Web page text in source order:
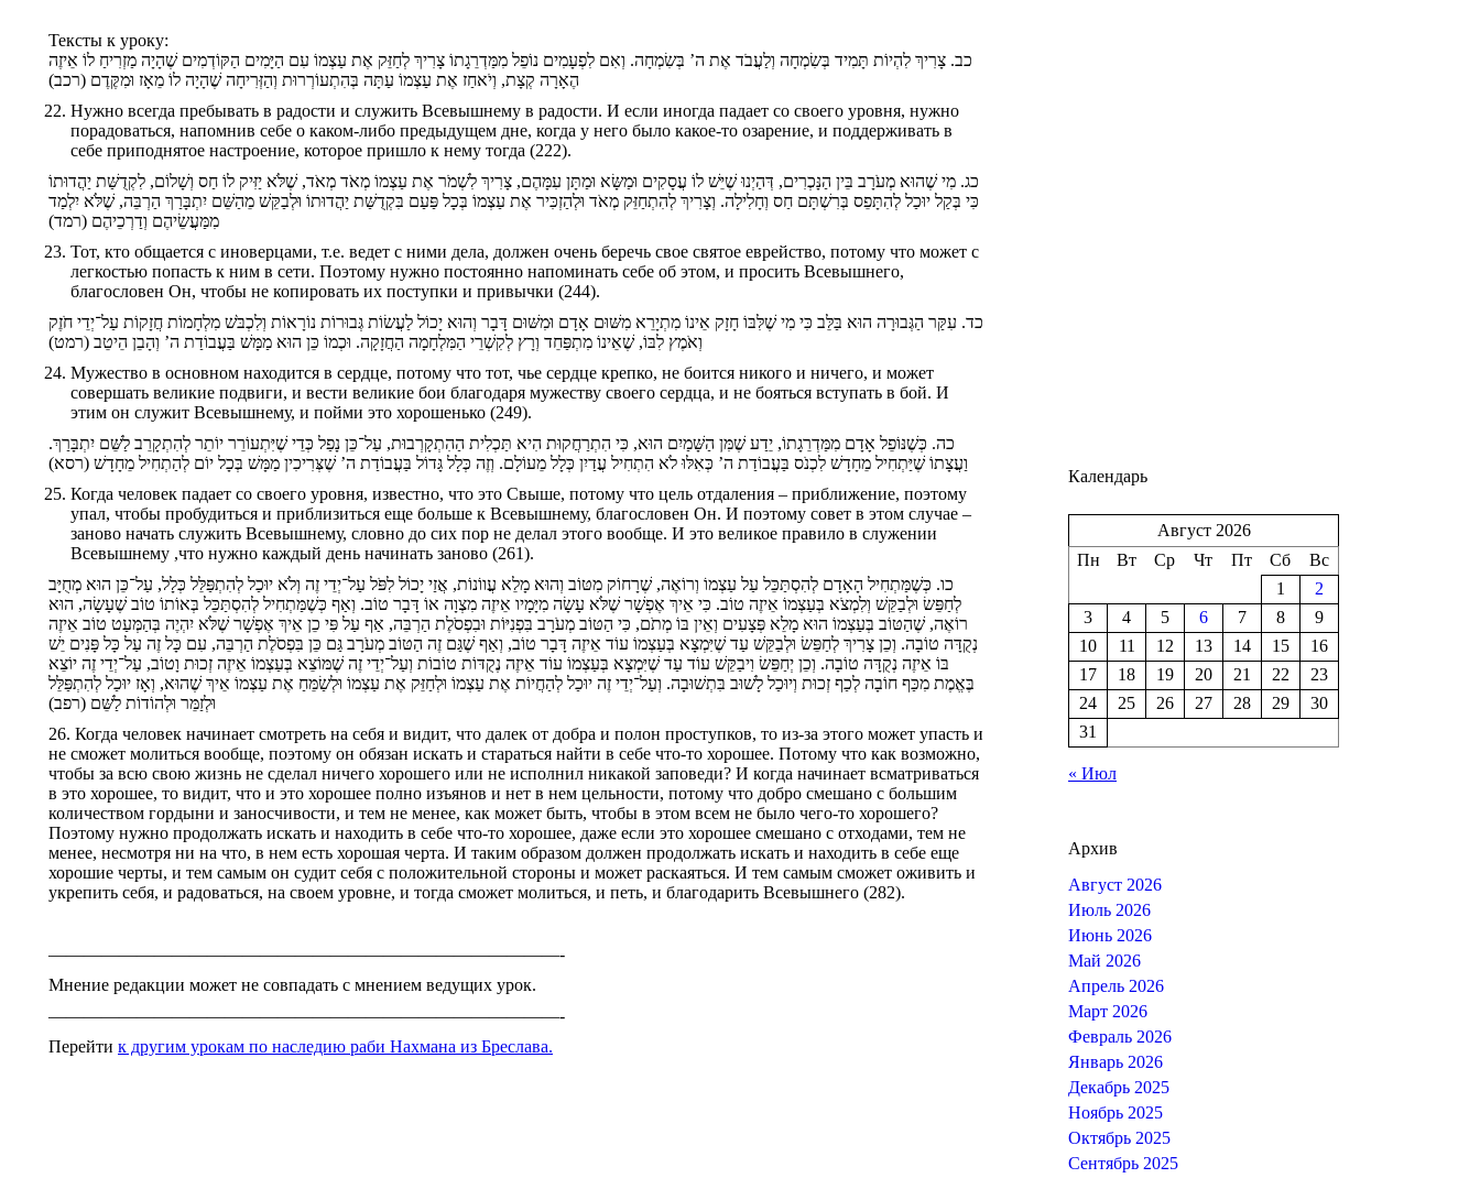
Тексты к уроку:
כב. צָרִיךְ לִהְיוֹת תָּמִיד בְּשִׂמְחָה וְלַעֲבֹד אֶת ה’ בְּשִׂמְחָה. וְאִם לִפְעָמִים נוֹפֵל מִמַּדְרֵגָתוֹ צָרִיךְ לְחַזֵּק אֶת עַצְמוֹ עִם הַיָּמִים הַקּוֹדְמִים שֶׁהָיָה מַזְרִיחַ לוֹ אֵיזֶה
הֶאָרָה קְצָת, וְיֹאחַז אֶת עַצְמוֹ עַתָּה בְּהִתְעוֹרְרוּת וְהַזְּרִיחָה שֶׁהָיָה לוֹ מֵאָז וּמִקֶּדֶם (רכב)
Нужно всегда пребывать в радости и служить Всевышнему в радости. И если иногда падает со своего уровня, нужно
порадоваться, напомнив себе о каком-либо предыдущем дне, когда у него было какое-то озарение, и поддерживать в
себе приподнятое настроение, которое пришло к нему тогда (222).
כג. מִי שֶׁהוּא מְעֹרָב בֵּין הַנָּכְרִים, דְּהַיְנוּ שֶׁיֵּשׁ לוֹ עֲסָקִים וּמַשָּׂא וּמַתָּן עִמָּהֶם, צָרִיךְ לִשְׁמֹר אֶת עַצְמוֹ מְאֹד מְאֹד, שֶׁלֹּא יַזִּיק לוֹ חַס וְשָׁלוֹם, לִקְדֻשַּׁת יַהֲדוּתוֹ
כִּי בְּקַל יוּכַל לְהִתָּפֵס בְּרִשְׁתָּם חַס וְחָלִילָה. וְצָרִיךְ לְהִתְחַזֵּק מְאֹד וּלְהַזְכִּיר אֶת עַצְמוֹ בְּכָל פַּעַם בִּקְדֻשַּׁת יַהֲדוּתוֹ וּלְבַקֵּשׁ מֵהַשֵּׁם יִתְבָּרַךְ הַרְבֵּה, שֶׁלֹּא יִלְמַד
מִמַּעֲשֵׂיהֶם וְדַרְכֵיהֶם (רמד)
Тот, кто общается с иноверцами, т.е. ведет с ними дела, должен очень беречь свое святое еврейство, потому что может с
легкостью попасть к ним в сети. Поэтому нужно постоянно напоминать себе об этом, и просить Всевышнего,
благословен Он, чтобы не копировать их поступки и привычки (244).
כד. עִקַּר הַגְּבוּרָה הוּא בַּלֵּב כִּי מִי שֶׁלִּבּוֹ חָזָק אֵינוֹ מִתְיָרֵא מִשּׁוּם אָדָם וּמִשּׁוּם דָּבָר וְהוּא יָכוֹל לַעֲשׂוֹת גְּבוּרוֹת נוֹרָאוֹת וְלִכְבֹּשׁ מִלְחָמוֹת חֲזָקוֹת עַל־יְדֵי חֹזֶק
וְאֹמֶץ לִבּוֹ, שֶׁאֵינוֹ מִתְפַּחֵד וְרָץ לְקִשְׁרֵי הַמִּלְחָמָה הַחֲזָקָה. וּכְמוֹ כֵּן הוּא מַמָּשׁ בַּעֲבוֹדַת ה’ וְהָבֵן הֵיטֵב (רמט)
Мужество в основном находится в сердце, потому что тот, чье сердце крепко, не боится никого и ничего, и может
совершать великие подвиги, и вести великие бои благодаря мужеству своего сердца, и не бояться вступать в бой. И
этим он служит Всевышнему, и пойми это хорошенько (249).
כה. כְּשֶׁנּוֹפֵל אָדָם מִמַּדְרֵגָתוֹ, יֵדַע שֶׁמִּן הַשָּׁמַיִם הוּא, כִּי הִתְרַחֲקוּת הִיא תַּכְלִית הַהִתְקָרְבוּת, עַל־כֵּן נָפַל כְּדֵי שֶׁיִּתְעוֹרֵר יוֹתֵר לְהִתְקָרֵב לַשֵּׁם יִתְבָּרַךְ.
וַעֲצָתוֹ שֶׁיַּתְחִיל מֵחָדָשׁ לִכְנֹס בַּעֲבוֹדַת ה’ כְּאִלּוּ לֹא הִתְחִיל עֲדַיִן כְּלָל מֵעוֹלָם. וְזֶה כְּלָל גָּדוֹל בַּעֲבוֹדַת ה’ שֶׁצְּרִיכִין מַמָּשׁ בְּכָל יוֹם לְהַתְחִיל מֵחָדָשׁ (רסא)
Когда человек падает со своего уровня, известно, что это Свыше, потому что цель отдаления – приближение, поэтому
упал, чтобы пробудиться и приблизиться еще больше к Всевышнему, благословен Он. И поэтому совет в этом случае –
заново начать служить Всевышнему, словно до сих пор не делал этого вообще. И это великое правило в служении
Всевышнему ,что нужно каждый день начинать заново (261).
כו. כְּשֶׁמַּתְחִיל הָאָדָם לְהִסְתַּכֵּל עַל עַצְמוֹ וְרוֹאֶה, שֶׁרָחוֹק מִטּוֹב וְהוּא מָלֵא עֲווֹנוֹת, אֲזַי יָכוֹל לִפֹּל עַל־יְדֵי זֶה וְלֹא יוּכַל לְהִתְפַּלֵּל כְּלָל, עַל־כֵּן הוּא מְחֻיָּב
לְחַפֵּשׂ וּלְבַקֵּשׁ וְלִמְצֹא בְּעַצְמוֹ אֵיזֶה טוֹב. כִּי אֵיךְ אֶפְשָׁר שֶׁלֹּא עָשָׂה מִיָּמָיו אֵיזֶה מִצְוָה אוֹ דָּבָר טוֹב. וְאַף כְּשֶׁמַּתְחִיל לְהִסְתַּכֵּל בְּאוֹתוֹ טוֹב שֶׁעָשָׂה, הוּא
רוֹאֶה, שֶׁהַטּוֹב בְּעַצְמוֹ הוּא מָלֵא פְּצָעִים וְאֵין בּוֹ מְתֹם, כִּי הַטּוֹב מְעֹרָב בִּפְנִיּוֹת וּבִפְסֹלֶת הַרְבֵּה, אַף עַל פִּי כֵן אֵיךְ אֶפְשָׁר שֶׁלֹּא יִהְיֶה בְּהַמְּעַט טוֹב אֵיזֶה
נְקֻדָּה טוֹבָה. וְכֵן צָרִיךְ לְחַפֵּשׂ וּלְבַקֵּשׁ עַד שֶׁיִּמְצָא בְּעַצְמוֹ עוֹד אֵיזֶה דָּבָר טוֹב, וְאַף שֶׁגַּם זֶה הַטּוֹב מְעֹרָב גַּם כֵּן בִּפְסֹלֶת הַרְבֵּה, עִם כָּל זֶה עַל כָּל פָּנִים יֵשׁ
בּוֹ אֵיזֶה נְקֻדָּה טוֹבָה. וְכֵן יְחַפֵּשׂ וִיבַקֵּשׁ עוֹד עַד שֶׁיִּמְצָא בְּעַצְמוֹ עוֹד אֵיזֶה נֶקֻדּוֹת טוֹבוֹת וְעַל־יְדֵי זֶה שֶׁמּוֹצֵא בְּעַצְמוֹ אֵיזֶה זְכוּת וָטוֹב, עַל־יְדֵי זֶה יוֹצֵא
בֶּאֱמֶת מִכַּף חוֹבָה לְכַף זְכוּת וְיוּכַל לָשׁוּב בִּתְשׁוּבָה. וְעַל־יְדֵי זֶה יוּכַל לְהַחֲיוֹת אֶת עַצְמוֹ וּלְחַזֵּק אֶת עַצְמוֹ וּלְשַׂמֵּחַ אֶת עַצְמוֹ אֵיךְ שֶׁהוּא, וְאָז יוּכַל לְהִתְפַּלֵּל
וּלְזַמֵּר וּלְהוֹדוֹת לַשֵּׁם (רפב)
26. Когда человек начинает смотреть на себя и видит, что далек от добра и полон проступков, то из-за этого может упасть и
не сможет молиться вообще, поэтому он обязан искать и стараться найти в себе что-то хорошее. Потому что как возможно,
чтобы за всю свою жизнь не сделал ничего хорошего или не исполнил никакой заповеди? И когда начинает всматриваться
в это хорошее, то видит, что и это хорошее полно изъянов и нет в нем цельности, потому что добро смешано с большим
количеством гордыни и заносчивости, и тем не менее, как может быть, чтобы в этом всем не было чего-то хорошего?
Поэтому нужно продолжать искать и находить в себе что-то хорошее, даже если это хорошее смешано с отходами, тем не
менее, несмотря ни на что, в нем есть хорошая черта. И таким образом должен продолжать искать и находить в себе еще
хорошие черты, и тем самым он судит себя с положительной стороны и может раскаяться. И тем самым сможет оживить и
укрепить себя, и радоваться, на своем уровне, и тогда сможет молиться, и петь, и благодарить Всевышнего (282).
—————————————————————————————-
Мнение редакции может не совпадать с мнением ведущих урок.
—————————————————————————————-
Перейти к другим урокам по наследию раби Нахмана из Бреслава.
Календарь
Август 2026
Пн
Вт Ср Чт Пт Сб
Вс
1
2
3
4 5 6 7 8
9
10
11 12 13 14 15
16
17
18 19 20 21 22
23
24
25 26 27 28 29
30
31
« Июл
Архив
Август 2026
Июль 2026
Июнь 2026
Май 2026
Апрель 2026
Март 2026
Февраль 2026
Январь 2026
Декабрь 2025
Ноябрь 2025
Октябрь 2025
Сентябрь 2025